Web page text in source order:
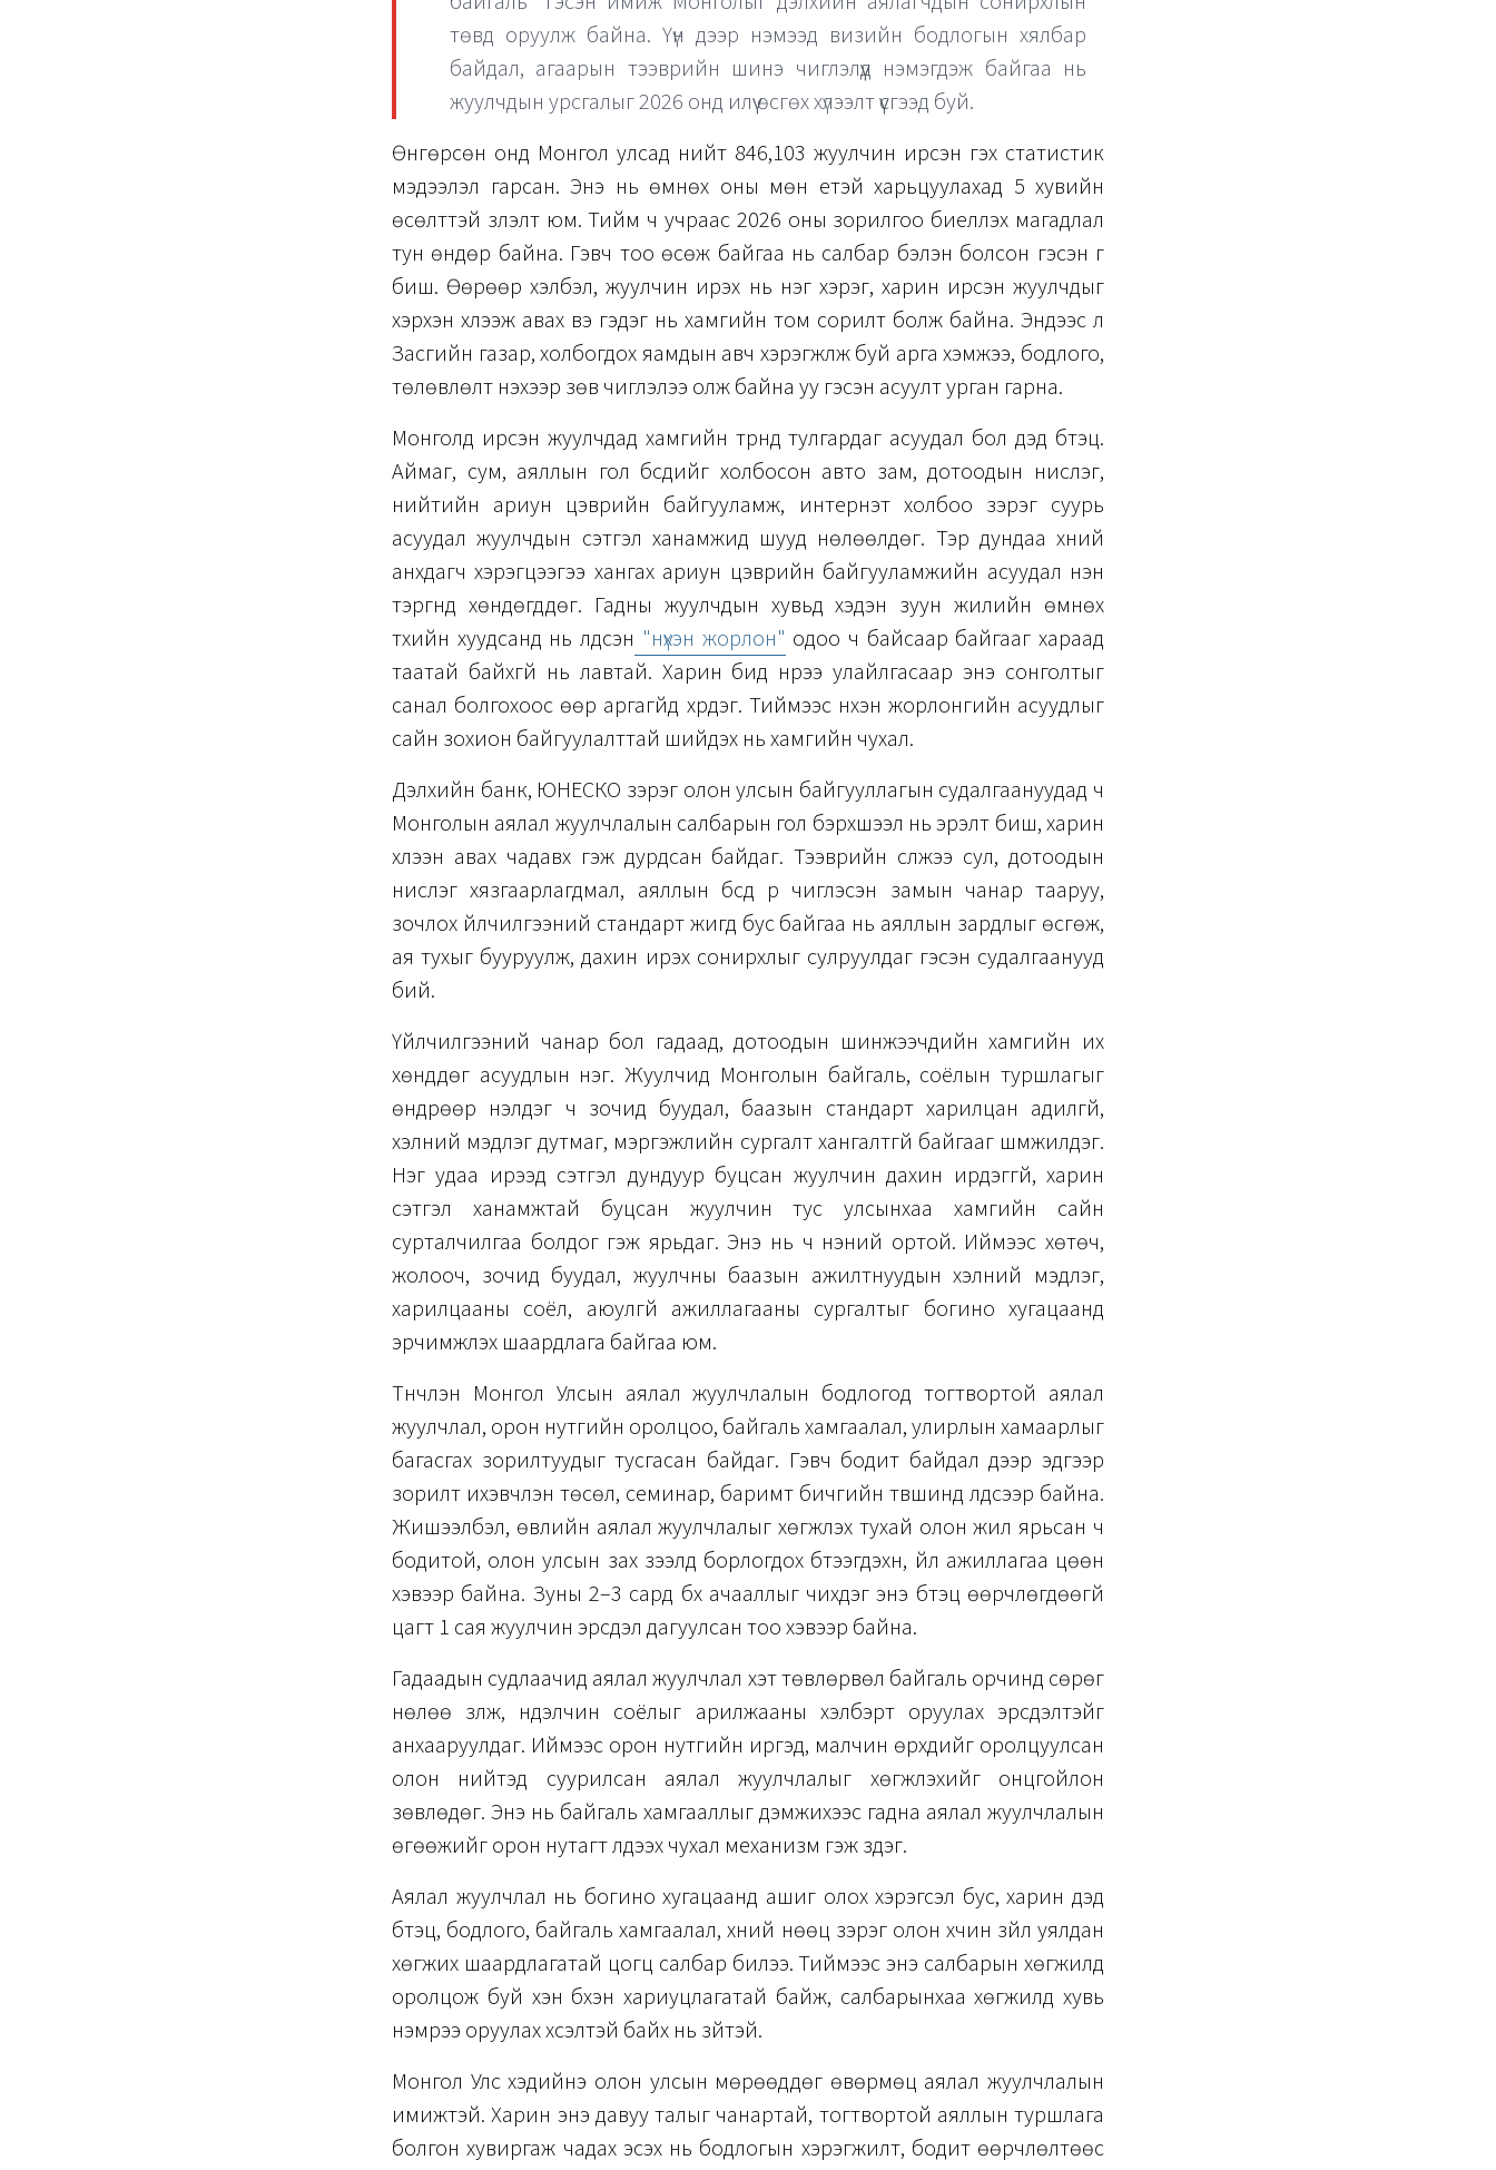
төвд оруулж байна. Үүн дээр нэмээд визийн бодлогын хялбар
байдал, агаарын тээврийн шинэ чиглэлүүд нэмэгдэж байгаа нь
жуулчдын урсгалыг 2026 онд илүү өсгөх хүлээлт үүсгээд буй.
Өнгөрсөн онд Монгол улсад нийт 846,103 жуулчин ирсэн гэх статистик
мэдээлэл гарсан. Энэ нь өмнөх оны мөн үетэй харьцуулахад 5 хувийн
өсөлттэй үзүүлэлт юм. Тийм ч учраас 2026 оны зорилгоо биелүүлэх магадлал
тун өндөр байна. Гэвч тоо өсөж байгаа нь салбар бэлэн болсон гэсэн үг
биш. Өөрөөр хэлбэл, жуулчин ирэх нь нэг хэрэг, харин ирсэн жуулчдыг
хэрхэн хүлээж авах вэ гэдэг нь хамгийн том сорилт болж байна. Эндээс л
Засгийн газар, холбогдох яамдын авч хэрэгжүүлж буй арга хэмжээ, бодлого,
төлөвлөлт үнэхээр зөв чиглэлээ олж байна уу гэсэн асуулт урган гарна.
Монголд ирсэн жуулчдад хамгийн түрүүнд тулгардаг асуудал бол дэд бүтэц.
Аймаг, сум, аяллын гол бүсүүдийг холбосон авто зам, дотоодын нислэг,
нийтийн ариун цэврийн байгууламж, интернэт холбоо зэрэг суурь
асуудал жуулчдын сэтгэл ханамжид шууд нөлөөлдөг. Тэр дундаа хүний
анхдагч хэрэгцээгээ хангах ариун цэврийн байгууламжийн асуудал нэн
тэргүүнд хөндөгддөг. Гадны жуулчдын хувьд хэдэн зуун жилийн өмнөх
түүхийн хуудсанд нь үлдсэн "нүхэн жорлон" одоо ч байсаар байгааг хараад
таатай байхгүй нь лавтай. Харин бид нүүрээ улайлгасаар энэ сонголтыг
санал болгохоос өөр аргагүйд хүрдэг. Тиймээс нүхэн жорлонгийн асуудлыг
сайн зохион байгуулалттай шийдэх нь хамгийн чухал.
Дэлхийн банк, ЮНЕСКО зэрэг олон улсын байгууллагын судалгаануудад ч
Монголын аялал жуулчлалын салбарын гол бэрхшээл нь эрэлт биш, харин
хүлээн авах чадавх гэж дурдсан байдаг. Тээврийн сүлжээ сул, дотоодын
нислэг хязгаарлагдмал, аяллын бүсүүд рүү чиглэсэн замын чанар тааруу,
зочлох үйлчилгээний стандарт жигд бус байгаа нь аяллын зардлыг өсгөж,
ая тухыг бууруулж, дахин ирэх сонирхлыг сулруулдаг гэсэн судалгаанууд
бий.
Үйлчилгээний чанар бол гадаад, дотоодын шинжээчдийн хамгийн их
хөнддөг асуудлын нэг. Жуулчид Монголын байгаль, соёлын туршлагыг
өндрөөр үнэлдэг ч зочид буудал, баазын стандарт харилцан адилгүй,
хэлний мэдлэг дутмаг, мэргэжлийн сургалт хангалтгүй байгааг шүүмжилдэг.
Нэг удаа ирээд сэтгэл дундуур буцсан жуулчин дахин ирдэггүй, харин
сэтгэл ханамжтай буцсан жуулчин тус улсынхаа хамгийн сайн
сурталчилгаа болдог гэж ярьдаг. Энэ нь ч үнэний ортой. Иймээс хөтөч,
жолооч, зочид буудал, жуулчны баазын ажилтнуудын хэлний мэдлэг,
харилцааны соёл, аюулгүй ажиллагааны сургалтыг богино хугацаанд
эрчимжүүлэх шаардлага байгаа юм.
Түүнчлэн Монгол Улсын аялал жуулчлалын бодлогод тогтвортой аялал
жуулчлал, орон нутгийн оролцоо, байгаль хамгаалал, улирлын хамаарлыг
багасгах зорилтуудыг тусгасан байдаг. Гэвч бодит байдал дээр эдгээр
зорилт ихэвчлэн төсөл, семинар, баримт бичгийн түвшинд үлдсээр байна.
Жишээлбэл, өвлийн аялал жуулчлалыг хөгжүүлэх тухай олон жил ярьсан ч
бодитой, олон улсын зах зээлд борлогдох бүтээгдэхүүн, үйл ажиллагаа цөөн
хэвээр байна. Зуны 2–3 сард бүх ачааллыг чихдэг энэ бүтэц өөрчлөгдөөгүй
цагт 1 сая жуулчин эрсдэл дагуулсан тоо хэвээр байна.
Гадаадын судлаачид аялал жуулчлал хэт төвлөрвөл байгаль орчинд сөрөг
нөлөө үзүүлж, нүүдэлчин соёлыг арилжааны хэлбэрт оруулах эрсдэлтэйг
анхааруулдаг. Иймээс орон нутгийн иргэд, малчин өрхүүдийг оролцуулсан
олон нийтэд суурилсан аялал жуулчлалыг хөгжүүлэхийг онцгойлон
зөвлөдөг. Энэ нь байгаль хамгааллыг дэмжихээс гадна аялал жуулчлалын
өгөөжийг орон нутагт үлдээх чухал механизм гэж үздэг.
Аялал жуулчлал нь богино хугацаанд ашиг олох хэрэгсэл бус, харин дэд
бүтэц, бодлого, байгаль хамгаалал, хүний нөөц зэрэг олон хүчин зүйл уялдан
хөгжих шаардлагатай цогц салбар билээ. Тиймээс энэ салбарын хөгжилд
оролцож буй хэн бүхэн хариуцлагатай байж, салбарынхаа хөгжилд хувь
нэмрээ оруулах хүсэлтэй байх нь зүйтэй.
Монгол Улс хэдийнэ олон улсын мөрөөддөг өвөрмөц аялал жуулчлалын
имижтэй. Харин энэ давуу талыг чанартай, тогтвортой аяллын туршлага
болгон хувиргаж чадах эсэх нь бодлогын хэрэгжилт, бодит өөрчлөлтөөс